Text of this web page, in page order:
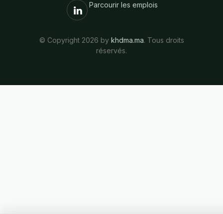
Parcourir les emplois
© Copyright 2026 by khdma.ma. Tous droits
réservés.